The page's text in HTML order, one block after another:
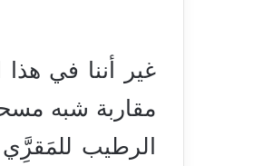
غير أننا في
مقاربة شبه
الرطيب